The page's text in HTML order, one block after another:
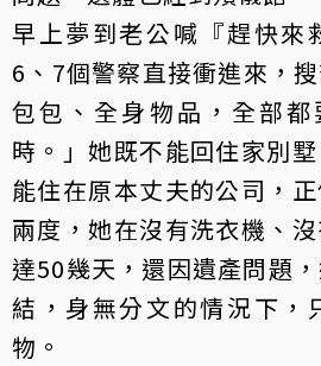
早上夢到老公喊『趕快來
6、7個警察直接衝進來，
包包、全身物品，全部
時。」她既不能回住家別
能住在原本丈夫的公司，
兩度，她在沒有洗衣機、
達50幾天，還因遺產問題
結，身無分文的情況下，
物。